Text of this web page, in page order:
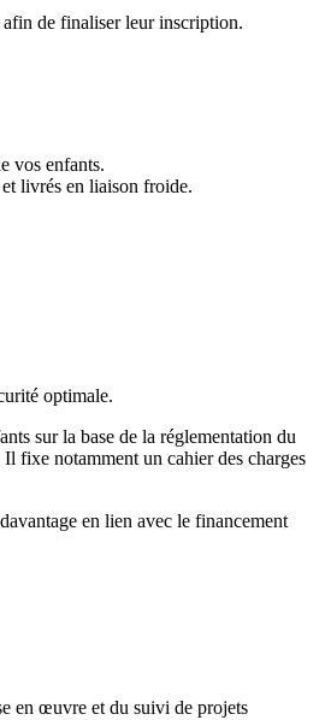
afin de finaliser leur inscription.
vos enfants.
livrés en liaison froide.
optimale.
sur la base de la réglementation du
fixe notamment un cahier des charges
en lien avec le financement
en œuvre et du suivi de projets